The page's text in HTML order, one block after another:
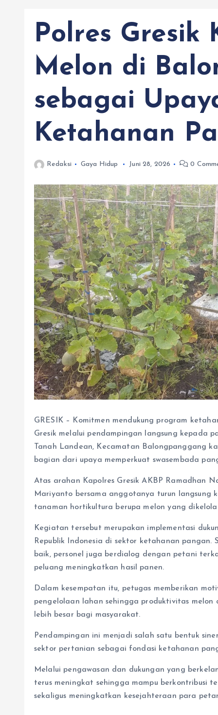
Polres Gresik
Melon di
sebagai
Ketahanan
Redaksi Gaya Hidup Juni 28, 2026 0
GRESIK – Komitmen mendukung program
Gresik melalui pendampingan langsung kepada
Tanah Landean, Kecamatan Balongpanggang
bagian dari upaya memperkuat swasembada
Atas arahan Kapolres Gresik AKBP Ramadhan
Mariyanto bersama anggotanya turun langsung
tanaman hortikultura berupa melon yang
Kegiatan tersebut merupakan implementasi
Republik Indonesia di sektor ketahanan pangan.
baik, personel juga berdialog dengan petani
peluang meningkatkan hasil panen.
Dalam kesempatan itu, petugas memberikan
pengelolaan lahan sehingga produktivitas
lebih besar bagi masyarakat.
Pendampingan ini menjadi salah satu bentuk
sektor pertanian sebagai fondasi ketahanan
Melalui pengawasan dan dukungan yang
terus meningkat sehingga mampu berkontribusi
sekaligus meningkatkan kesejahteraan para